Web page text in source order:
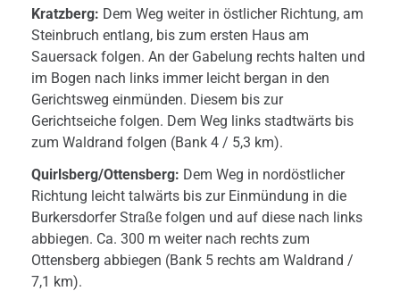
Kratzberg: Dem Weg weiter in östlicher Richtung, am
Steinbruch entlang, bis zum ersten Haus am
Sauersack folgen. An der Gabelung rechts halten und
im Bogen nach links immer leicht bergan in den
Gerichtsweg einmünden. Diesem bis zur
Gerichtseiche folgen. Dem Weg links stadtwärts bis
zum Waldrand folgen (Bank 4 / 5,3 km).
Quirlsberg/Ottensberg: Dem Weg in nordöstlicher
Richtung leicht talwärts bis zur Einmündung in die
Burkersdorfer Straße folgen und auf diese nach links
abbiegen. Ca. 300 m weiter nach rechts zum
Ottensberg abbiegen (Bank 5 rechts am Waldrand /
7,1 km).